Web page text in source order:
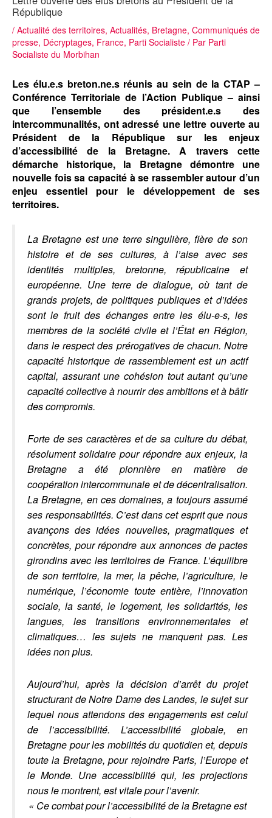
République
/ Actualité des territoires, Actualités, Bretagne, Communiqués de
presse, Décryptages, France, Parti Socialiste / Par Parti
Socialiste du Morbihan
Les élu.e.s breton.ne.s réunis au sein de la CTAP –
Conférence Territoriale de l’Action Publique – ainsi
que l’ensemble des président.e.s des
intercommunalités, ont adressé une lettre ouverte au
Président de la République sur les enjeux
d’accessibilité de la Bretagne. A travers cette
démarche historique, la Bretagne démontre une
nouvelle fois sa capacité à se rassembler autour d’un
enjeu essentiel pour le développement de ses
territoires.
La Bretagne est une terre singulière, fière de son
histoire et de ses cultures, à l’aise avec ses
identités multiples, bretonne, républicaine et
européenne. Une terre de dialogue, où tant de
grands projets, de politiques publiques et d’idées
sont le fruit des échanges entre les élu-e-s, les
membres de la société civile et l’État en Région,
dans le respect des prérogatives de chacun. Notre
capacité historique de rassemblement est un actif
capital, assurant une cohésion tout autant qu’une
capacité collective à nourrir des ambitions et à bâtir
des compromis.
Forte de ses caractères et de sa culture du débat,
résolument solidaire pour répondre aux enjeux, la
Bretagne a été pionnière en matière de
coopération intercommunale et de décentralisation.
La Bretagne, en ces domaines, a toujours assumé
ses responsabilités. C’est dans cet esprit que nous
avançons des idées nouvelles, pragmatiques et
concrètes, pour répondre aux annonces de pactes
girondins avec les territoires de France. L’équilibre
de son territoire, la mer, la pêche, l’agriculture, le
numérique, l’économie toute entière, l’innovation
sociale, la santé, le logement, les solidarités, les
langues, les transitions environnementales et
climatiques… les sujets ne manquent pas. Les
idées non plus.
Aujourd’hui, après la décision d’arrêt du projet
structurant de Notre Dame des Landes, le sujet sur
lequel nous attendons des engagements est celui
de l’accessibilité. L’accessibilité globale, en
Bretagne pour les mobilités du quotidien et, depuis
toute la Bretagne, pour rejoindre Paris, l’Europe et
le Monde. Une accessibilité qui, les projections
nous le montrent, est vitale pour l’avenir.
« Ce combat pour l’accessibilité de la Bretagne est